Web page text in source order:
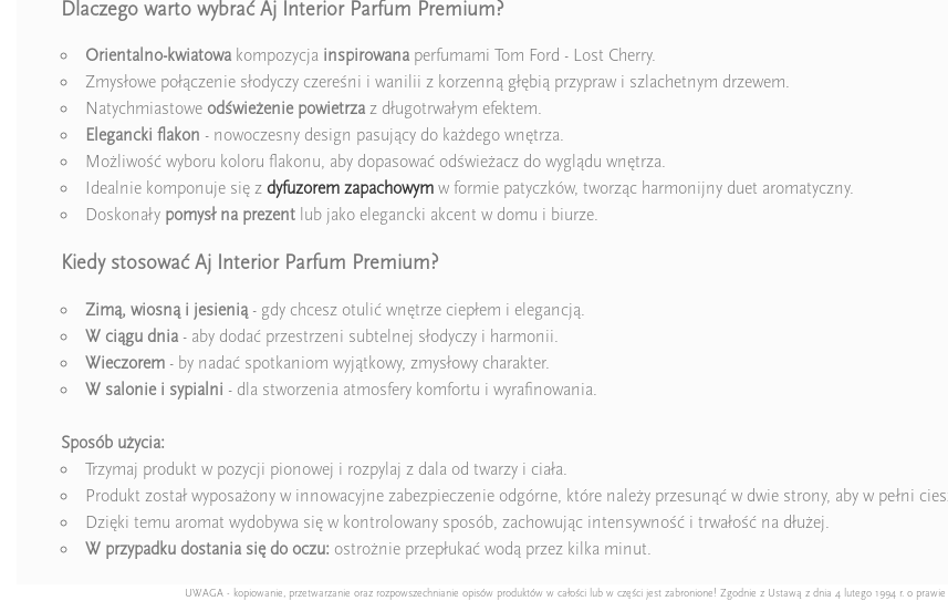
Dlaczego warto wybrać Aj Interior Parfum Premium?
Orientalno-kwiatowa kompozycja inspirowana perfumami Tom Ford - Lost Cherry.
Zmysłowe połączenie słodyczy czereśni i wanilii z korzenną głębią przypraw i szlachetnym drzewem.
Natychmiastowe odświeżenie powietrza z długotrwałym efektem.
Elegancki flakon - nowoczesny design pasujący do każdego wnętrza.
Możliwość wyboru koloru flakonu, aby dopasować odświeżacz do wyglądu wnętrza.
Idealnie komponuje się z dyfuzorem zapachowym w formie patyczków, tworząc harmonijny duet aromatyczny.
Doskonały pomysł na prezent lub jako elegancki akcent w domu i biurze.
Kiedy stosować Aj Interior Parfum Premium?
Zimą, wiosną i jesienią - gdy chcesz otulić wnętrze ciepłem i elegancją.
W ciągu dnia - aby dodać przestrzeni subtelnej słodyczy i harmonii.
Wieczorem - by nadać spotkaniom wyjątkowy, zmysłowy charakter.
W salonie i sypialni - dla stworzenia atmosfery komfortu i wyrafinowania.
Sposób użycia:
Trzymaj produkt w pozycji pionowej i rozpylaj z dala od twarzy i ciała.
Produkt został wyposażony w innowacyjne zabezpieczenie odgórne, które należy przesunąć w dwie strony, aby w pełni
Dzięki temu aromat wydobywa się w kontrolowany sposób, zachowując intensywność i trwałość na dłużej.
W przypadku dostania się do oczu: ostrożnie przepłukać wodą przez kilka minut.
UWAGA - kopiowanie, przetwarzanie oraz rozpowszechnianie opisów produktów w całości lub w części jest zabronione! Zgodnie z Ustawą z dnia 4 lutego 1994 r. o